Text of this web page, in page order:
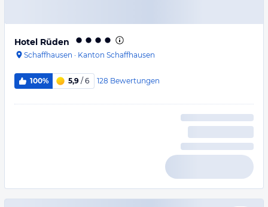
Hotel Rüden
Schaffhausen · Kanton Schaffhausen
100% 5,9 / 6 128 Bewertungen